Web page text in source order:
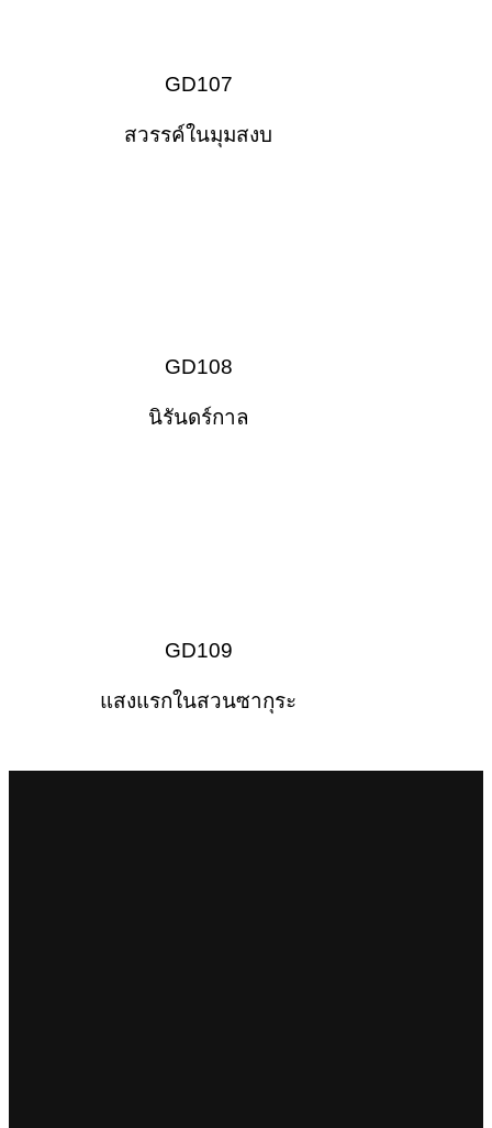
GD107
สวรรค์ในมุมสงบ
GD108
นิรันดร์กาล
GD109
แสงแรกในสวนซากุระ